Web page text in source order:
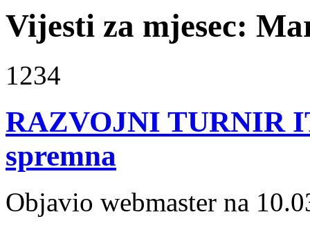
Vijesti za mjesec:
1234
RAZVOJNI TURNIR
spremna
Objavio webmaster na